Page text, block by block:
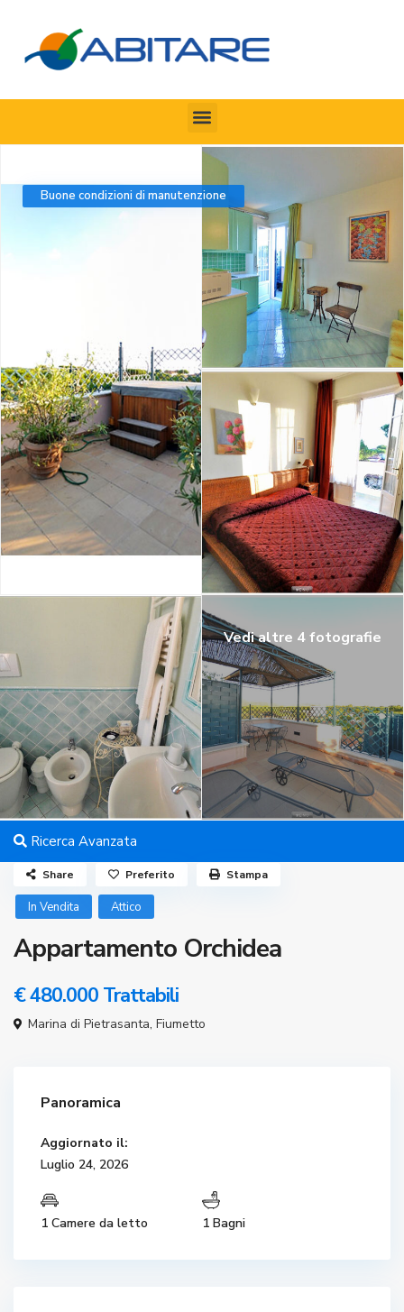
Buone condizioni di manutenzione
Vedi altre 4 fotografie
Ricerca Avanzata
In Vendita Attico
Appartamento Orchidea
€ 480.000 Trattabili
Marina di Pietrasanta,Fiumetto
Share Preferito Stampa
Panoramica
Aggiornato il:
Luglio 24, 2026
1 Camere da letto 1 Bagni